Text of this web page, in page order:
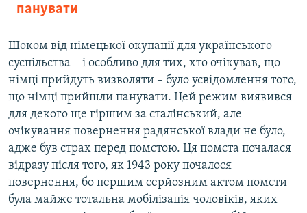
панувати
Шоком від німецької окупації для українського
суспільства – і особливо для тих, хто очікував, що
німці прийдуть визволяти – було усвідомлення того,
що німці прийшли панувати. Цей режим виявився
для декого ще гіршим за сталінський, але
очікування повернення радянської влади не було,
адже був страх перед помстою. Ця помста почалася
відразу після того, як 1943 року почалося
повернення, бо першим серйозним актом помсти
була майже тотальна мобілізація чоловіків, яких